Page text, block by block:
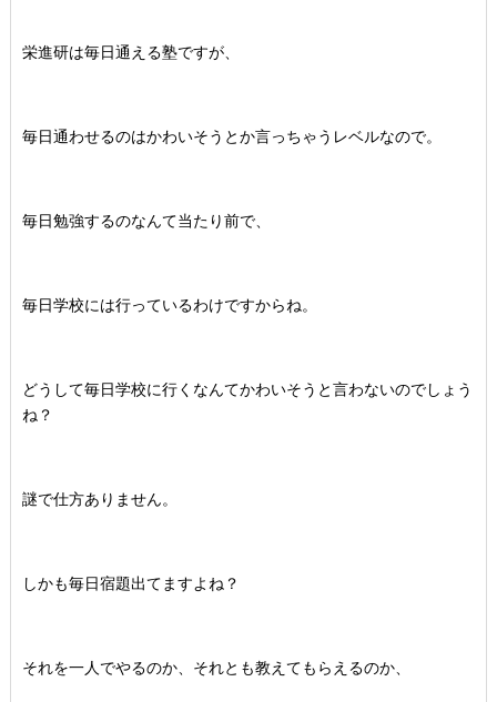
栄進研は毎日通える塾ですが、
毎日通わせるのはかわいそうとか言っちゃうレベルなので。
毎日勉強するのなんて当たり前で、
毎日学校には行っているわけですからね。
どうして毎日学校に行くなんてかわいそうと言わないのでしょう
ね？
謎で仕方ありません。
しかも毎日宿題出てますよね？
それを一人でやるのか、それとも教えてもらえるのか、